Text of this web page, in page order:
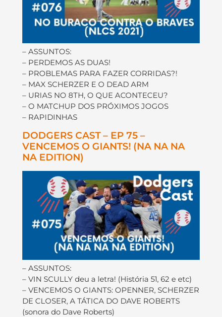
– ASSUNTOS:
– PERDEMOS AS DUAS!
– PROBLEMAS PARA FAZER CORRIDAS?!
– MAX SCHERZER E O DEAD ARM
– URIAS NO 8TH, O QUE ACONTECEU?
– O MATCHUP DOS PRÓXIMOS JOGOS
– RAPIDINHAS
DODGERS CAST – EP 75 –
VENCEMOS O GIANTS! (NA NA NA
NA EDITION)
– ASSUNTOS:
– VIN SCULLY deu a letra! (História 51, 62 e etc)
– VENCEMOS O GIANTS: OPENNER, SCHERZER
DE CLOSER, A TÁTICA DO DAVE ROBERTS
(sonora do Dave Roberts)